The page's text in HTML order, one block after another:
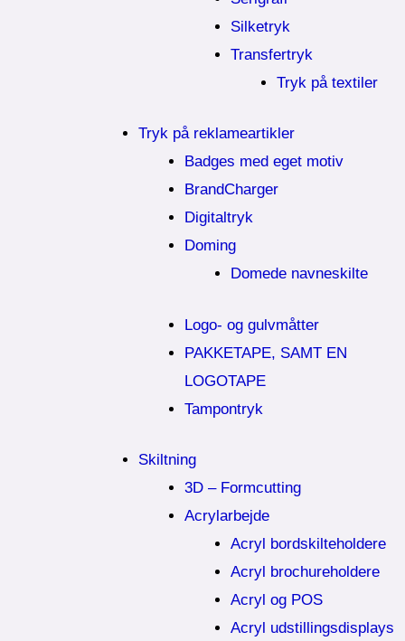
Silketryk
Transfertryk
Tryk på textiler
Tryk på reklameartikler
Badges med eget motiv
BrandCharger
Digitaltryk
Doming
Domede navneskilte
Logo- og gulvmåtter
PAKKETAPE, SAMT EN
LOGOTAPE
Tampontryk
Skiltning
3D – Formcutting
Acrylarbejde
Acryl bordskilteholdere
Acryl brochureholdere
Acryl og POS
Acryl udstillingsdisplays